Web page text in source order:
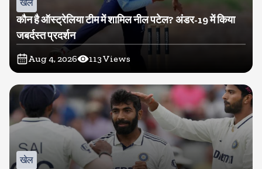
खेल
कौन है ऑस्ट्रेलिया टीम में शामिल नील पटेल? अंडर-19 में किया
जबर्दस्त प्रदर्शन
Aug 4, 2026 113Views
खेल